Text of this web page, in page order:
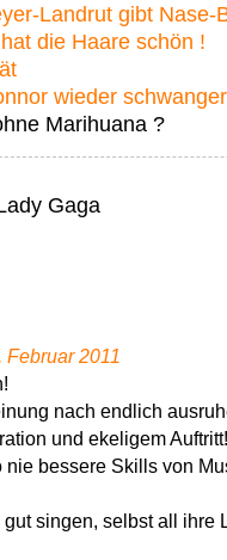
Landrut gibt Nase-
die Haare schön !
wieder schwanger
Marihuana ?
Gaga
Februar 2011
nach endlich
und ekeligem
nie bessere Skills von
singen, selbst all ihre